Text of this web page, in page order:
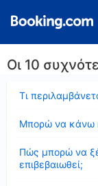
Οι 10
Τι
Μπορώ να κάνω
Πώς μπορώ να
επιβεβαιωθεί;